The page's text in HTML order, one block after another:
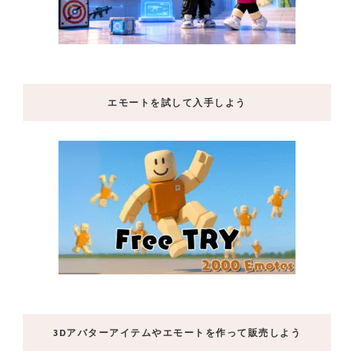
エモートを試して入手しよう
3Dアバターアイテムやエモートを作って販売しよう